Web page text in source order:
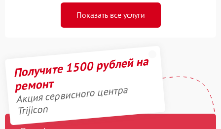
Показать все услуги
Получите 1500 рублей на
ремонт
Акция сервисного центра
Trijicon